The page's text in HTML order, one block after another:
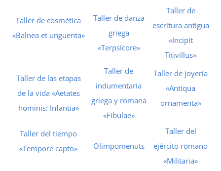
Taller de cosmética
«Balnea et unguenta»
Taller de danza
griega
«Terpsícore»
Taller de
escritura antigua
«Incipit
Titivillus»
Taller de las etapas
de la vida «Aetates
hominis: Infantia»
Taller de
indumentaria
griega y romana
«Fibulae»
Taller de joyería
«Antiqua
ornamenta»
Taller del tiempo
«Tempore capto»
Olimpomenuts
Taller del
ejército romano
«Militaria»